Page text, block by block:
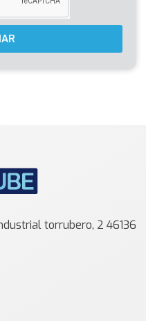
torrubero, 2 46136